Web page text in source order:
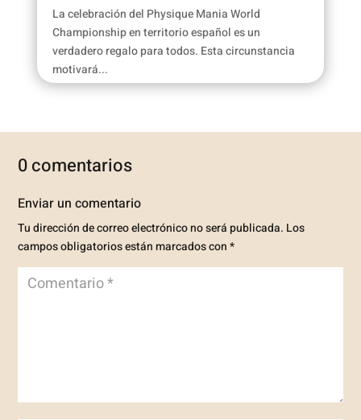
La celebración del Physique Mania World
Championship en territorio español es un
verdadero regalo para todos. Esta circunstancia
motivará...
0 comentarios
Enviar un comentario
Tu dirección de correo electrónico no será publicada. Los
campos obligatorios están marcados con*